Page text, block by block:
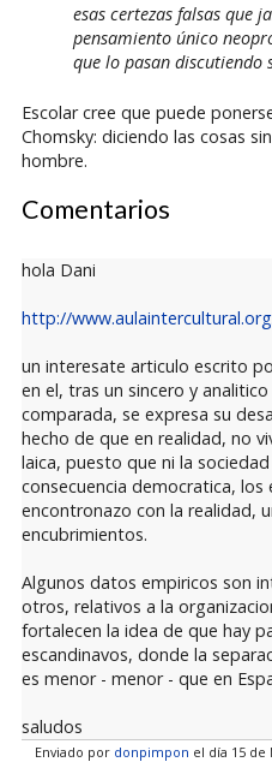
esas certezas falsas que
pensamiento único
que lo pasan discutiendo
Escolar cree que puede
Chomsky: diciendo las cosas
hombre.
Comentarios
hola Dani
http://
un interesate articulo escrito
en el, tras un sincero y
comparada, se expresa su
hecho de que en realidad, no
laica, puesto que ni la
consecuencia democratica,
encontronazo con la realidad,
encubrimientos.
Algunos datos empiricos son
otros, relativos a la
fortalecen la idea de que hay
escandinavos, donde la
es menor - menor - que en
saludos
Enviado por donpimpon el día 15 de